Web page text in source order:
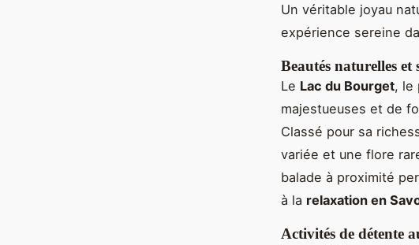
Un véritable joyau
expérience sereine
Beautés naturelles
Le Lac du Bourget, le
majestueuses et de
Classé pour sa
variée et une flore
balade à proximité
à la relaxation en
Activités de détente